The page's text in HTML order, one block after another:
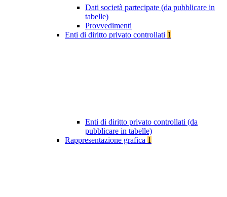
Dati società partecipate (da pubblicare in
tabelle)
Provvedimenti
Enti di diritto privato controllati 1
Enti di diritto privato controllati (da
pubblicare in tabelle)
Rappresentazione grafica 1